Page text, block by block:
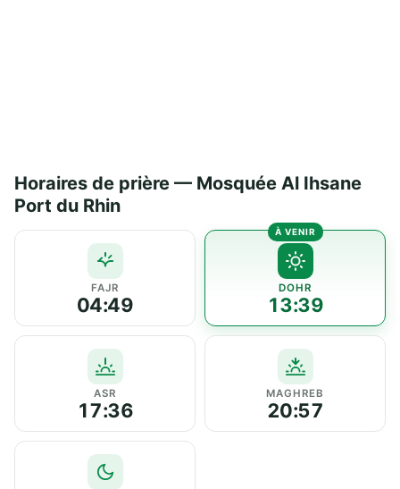
Horaires de prière — Mosquée Al Ihsane
Port du Rhin
FAJR
04:49
DOHR
13:39
ASR
17:36
MAGHREB
20:57